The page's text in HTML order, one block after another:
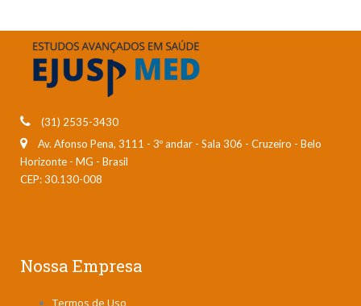
(31) 2535-3430
Av. Afonso Pena, 3111 - 3º andar - Sala 306 - Cruzeiro - Belo
Horizonte - MG - Brasil
CEP: 30.130-008
Nossa Empresa
Termos de Uso